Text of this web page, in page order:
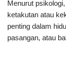
Menurut
ketakutan atau
penting dalam
pasangan, atau